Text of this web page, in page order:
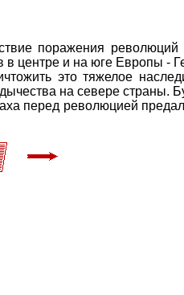
поражения революций
в центре и на юге Европы
это тяжелое
на севере страны.
перед революцией